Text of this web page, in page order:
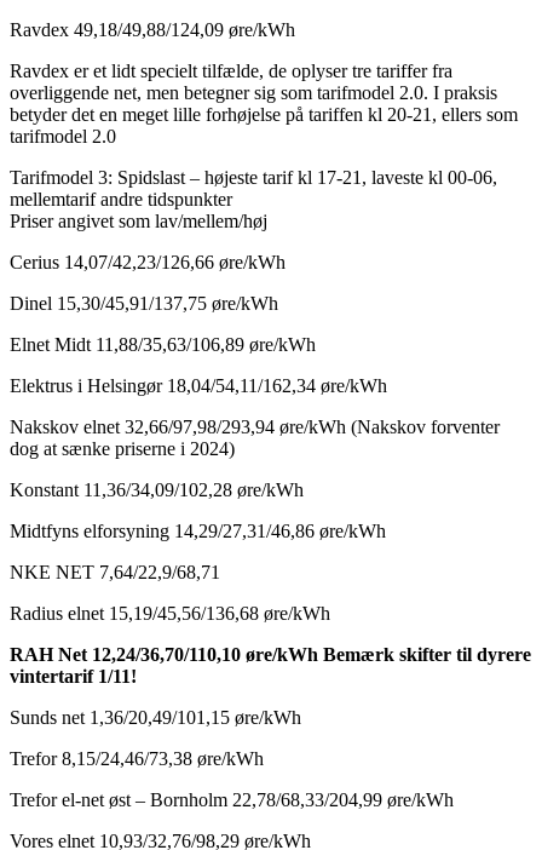
Ravdex 49,18/49,88/124,09 øre/kWh
Ravdex er et lidt specielt tilfælde, de oplyser tre tariffer fra
overliggende net, men betegner sig som tarifmodel 2.0. I praksis
betyder det en meget lille forhøjelse på tariffen kl 20-21, ellers som
tarifmodel 2.0
Tarifmodel 3: Spidslast – højeste tarif kl 17-21, laveste kl 00-06,
mellemtarif andre tidspunkter
Priser angivet som lav/mellem/høj
Cerius 14,07/42,23/126,66 øre/kWh
Dinel 15,30/45,91/137,75 øre/kWh
Elnet Midt 11,88/35,63/106,89 øre/kWh
Elektrus i Helsingør 18,04/54,11/162,34 øre/kWh
Nakskov elnet 32,66/97,98/293,94 øre/kWh (Nakskov forventer
dog at sænke priserne i 2024)
Konstant 11,36/34,09/102,28 øre/kWh
Midtfyns elforsyning 14,29/27,31/46,86 øre/kWh
NKE NET 7,64/22,9/68,71
Radius elnet 15,19/45,56/136,68 øre/kWh
RAH Net 12,24/36,70/110,10 øre/kWh Bemærk skifter til dyrere
vintertarif 1/11!
Sunds net 1,36/20,49/101,15 øre/kWh
Trefor 8,15/24,46/73,38 øre/kWh
Trefor el-net øst – Bornholm 22,78/68,33/204,99 øre/kWh
Vores elnet 10,93/32,76/98,29 øre/kWh